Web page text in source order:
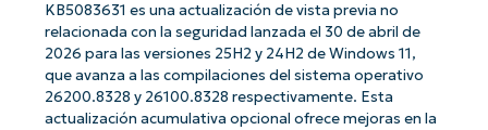
KB5083631 es una actualización de vista previa no
relacionada con la seguridad lanzada el 30 de abril de
2026 para las versiones 25H2 y 24H2 de Windows 11,
que avanza a las compilaciones del sistema operativo
26200.8328 y 26100.8328 respectivamente. Esta
actualización acumulativa opcional ofrece mejoras en la